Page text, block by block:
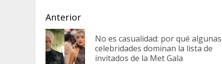
Sigue
leyendo
Anterior
No es casualidad: por qué algunas
celebridades dominan la lista de
invitados de la Met Gala